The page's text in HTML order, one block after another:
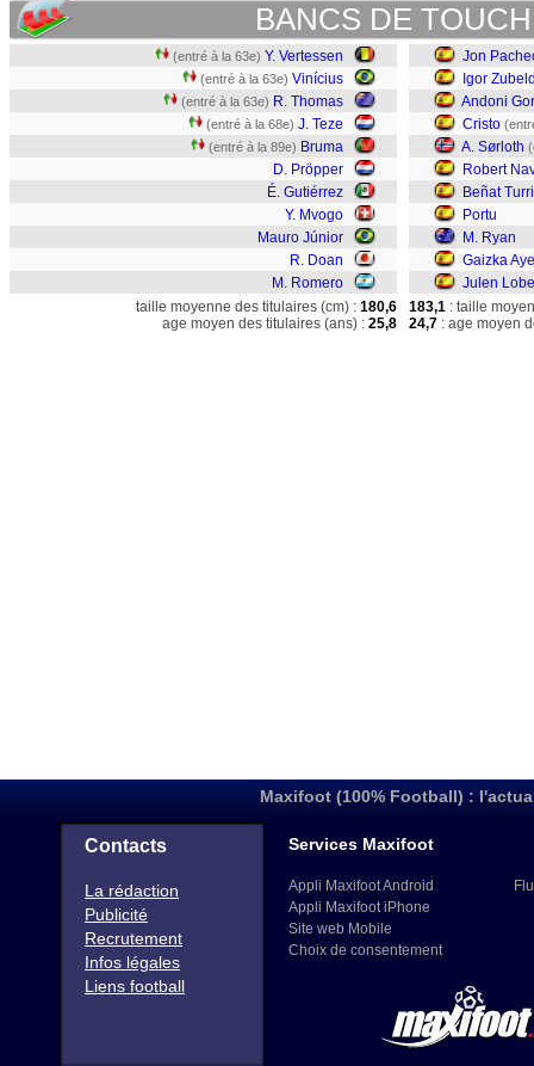
BANCS DE
(entré à la 63e) Y. Vertessen
(entré à la 63e) Vinícius
(entré à la 63e) R. Thomas
(entré à la 68e) J. Teze
(entré à la 89e) Bruma
D. Pröpper
É. Gutiérrez
Y. Mvogo
Mauro Júnior
R. Doan
M. Romero
Jon
Igor
Andoni
Cristo
A. Sørloth
Robert
Beñat
Portu
M. Ryan
Gaizka
Julen
taille moyenne des titulaires (cm) : 180,6
age moyen des titulaires (ans) : 25,8
183,1 : taille
24,7 : age moyen
Maxifoot (100% Football) :
Contacts
La rédaction
Publicité
Recrutement
Infos légales
Liens football
Services Maxifoot
Appli Maxifoot Android
Appli Maxifoot iPhone
Site web Mobile
Choix de consentement